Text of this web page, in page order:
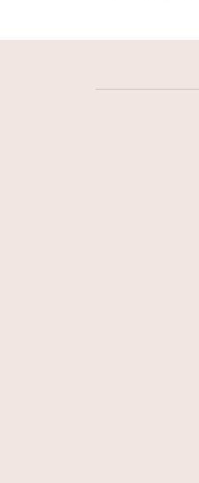
dans la